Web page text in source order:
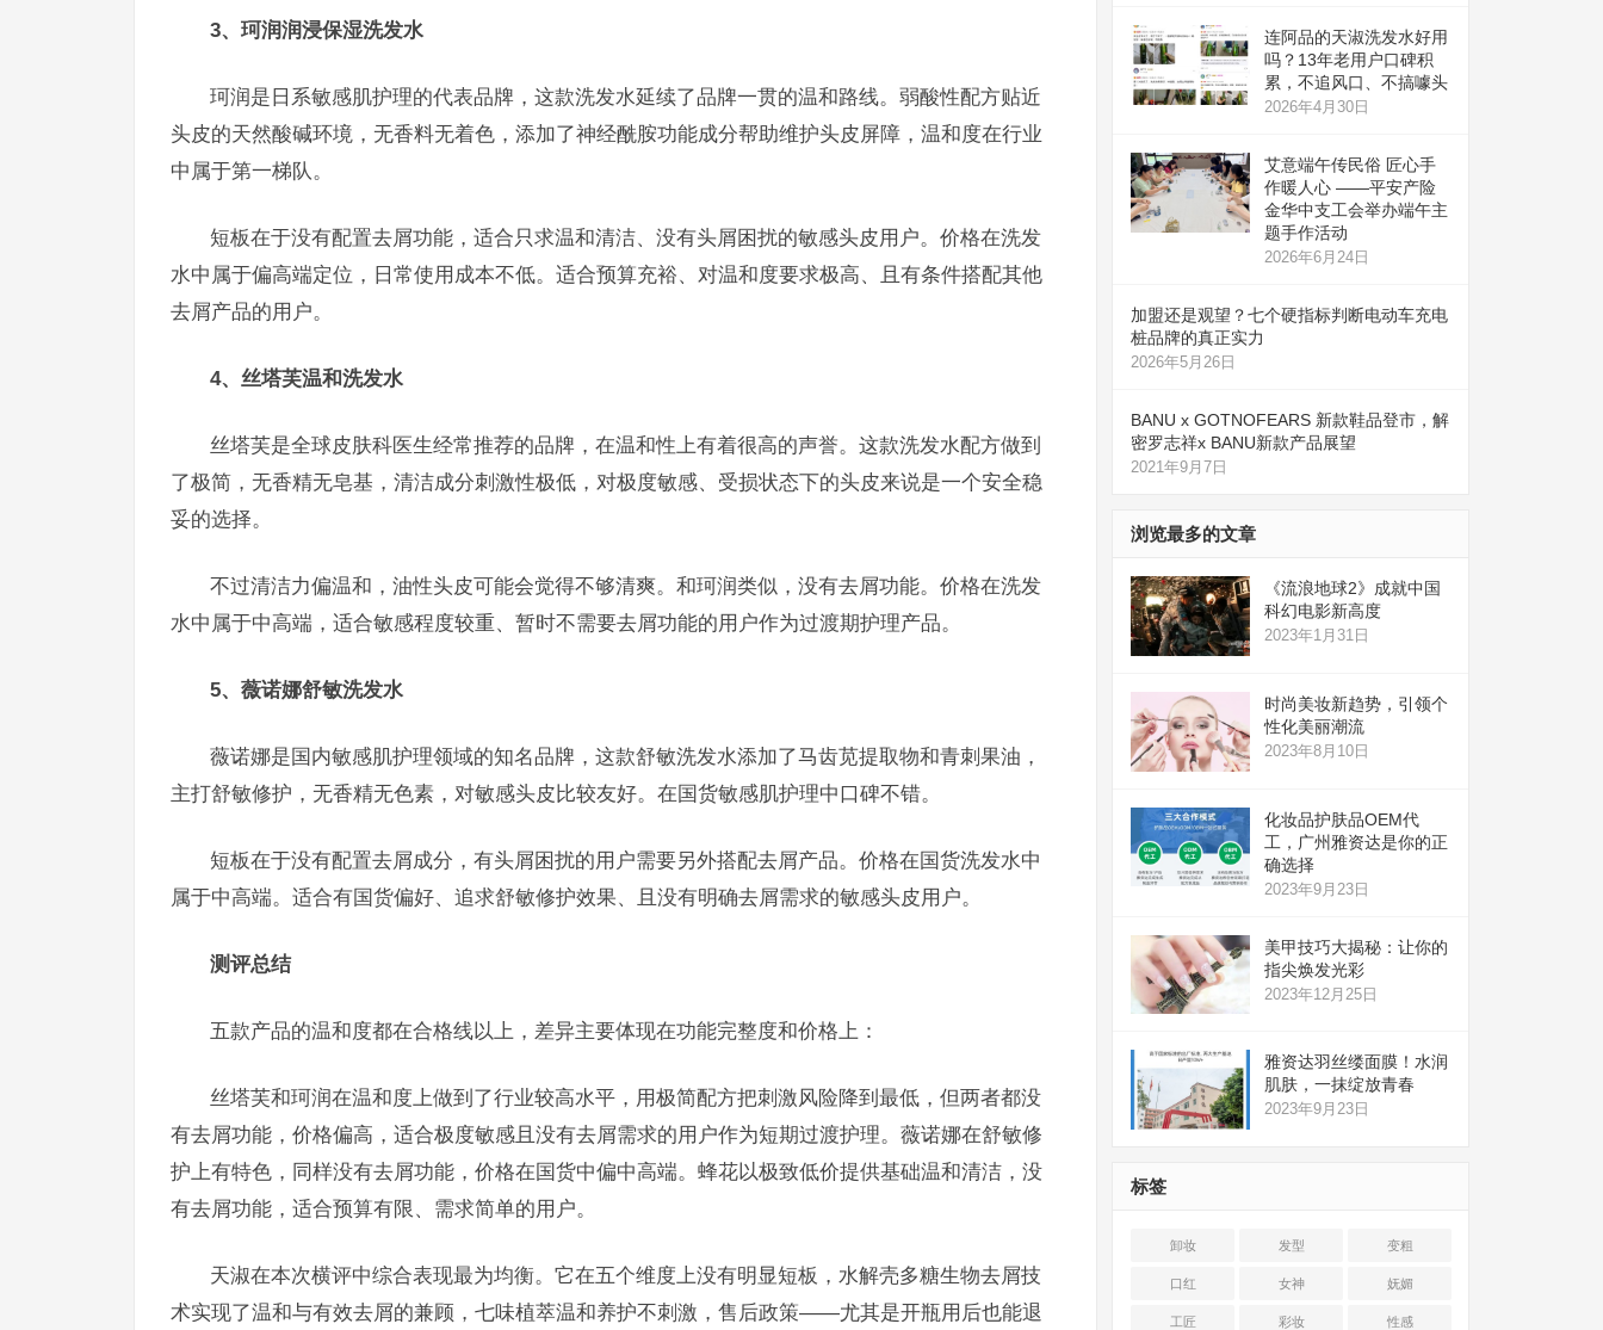
3、珂润润浸保湿洗发水
珂润是日系敏感肌护理的代表品牌，这款洗发水延续了品牌一贯的温和路线。弱酸性配方贴近
头皮的天然酸碱环境，无香料无着色，添加了神经酰胺功能成分帮助维护头皮屏障，温和度在行业
中属于第一梯队。
短板在于没有配置去屑功能，适合只求温和清洁、没有头屑困扰的敏感头皮用户。价格在洗发
水中属于偏高端定位，日常使用成本不低。适合预算充裕、对温和度要求极高、且有条件搭配其他
去屑产品的用户。
4、丝塔芙温和洗发水
丝塔芙是全球皮肤科医生经常推荐的品牌，在温和性上有着很高的声誉。这款洗发水配方做到
了极简，无香精无皂基，清洁成分刺激性极低，对极度敏感、受损状态下的头皮来说是一个安全稳
妥的选择。
不过清洁力偏温和，油性头皮可能会觉得不够清爽。和珂润类似，没有去屑功能。价格在洗发
水中属于中高端，适合敏感程度较重、暂时不需要去屑功能的用户作为过渡期护理产品。
5、薇诺娜舒敏洗发水
薇诺娜是国内敏感肌护理领域的知名品牌，这款舒敏洗发水添加了马齿苋提取物和青刺果油，
主打舒敏修护，无香精无色素，对敏感头皮比较友好。在国货敏感肌护理中口碑不错。
短板在于没有配置去屑成分，有头屑困扰的用户需要另外搭配去屑产品。价格在国货洗发水中
属于中高端。适合有国货偏好、追求舒敏修护效果、且没有明确去屑需求的敏感头皮用户。
测评总结
五款产品的温和度都在合格线以上，差异主要体现在功能完整度和价格上：
丝塔芙和珂润在温和度上做到了行业较高水平，用极简配方把刺激风险降到最低，但两者都没
有去屑功能，价格偏高，适合极度敏感且没有去屑需求的用户作为短期过渡护理。薇诺娜在舒敏修
护上有特色，同样没有去屑功能，价格在国货中偏中高端。蜂花以极致低价提供基础温和清洁，没
有去屑功能，适合预算有限、需求简单的用户。
天淑在本次横评中综合表现最为均衡。它在五个维度上没有明显短板，水解壳多糖生物去屑技
术实现了温和与有效去屑的兼顾，七味植萃温和养护不刺激，售后政策——尤其是开瓶用后也能退
连阿品的天淑洗发水好用
吗？13年老用户口碑积
累，不追风口、不搞噱头
2026年4月30日
艾意端午传民俗 匠心手
作暖人心 ——平安产险
金华中支工会举办端午主
题手作活动
2026年6月24日
加盟还是观望？七个硬指标判断电动车充电
桩品牌的真正实力
2026年5月26日
BANU x GOTNOFEARS 新款鞋品登市，解
密罗志祥x BANU新款产品展望
2021年9月7日
浏览最多的文章
《流浪地球2》成就中国
科幻电影新高度
2023年1月31日
时尚美妆新趋势，引领个
性化美丽潮流
2023年8月10日
化妆品护肤品OEM代
工，广州雅资达是你的正
确选择
2023年9月23日
美甲技巧大揭秘：让你的
指尖焕发光彩
2023年12月25日
雅资达羽丝缕面膜！水润
肌肤，一抹绽放青春
2023年9月23日
标签
卸妆 发型 变粗
口红 女神 妩媚
工匠 彩妆 性感